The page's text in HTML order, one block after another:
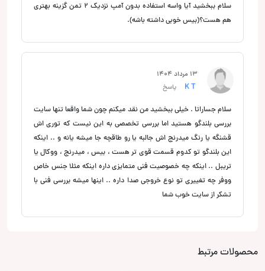
سلام ببخشید آیا واسه استفاده بدون آمپ نزدیک ۲ تمن گزینه بهتری
هم هست؟(بیس خوبی داشته باشه).
13 مرداد 1404
پاسخ
سلام جساراتا . خیلی ببخشید من نقد میکنم چون شما واقعا تنها سایت
بررسی بلندگو هستید اما بررسی تخصصی به این نیست که توری اش
قشنگه یا رنگ میدرنج اش جالبه یا رو طاقچه جا میشه یانه و .. اینکه
این بلندگو تو کدوم قسمت قوی تر هست ، بیس ، میدرنج ، ووکال یا
تریبل .. اینکه چه خصوصیت فنی متمایزی داره اینکه مثلا جنس خاص
ووفر چه تغییری تو نوع خروجی صدا داره .. اینها میشه بررسی فنی با
تشکر از سایت خوب شما
محصولات مرتبط